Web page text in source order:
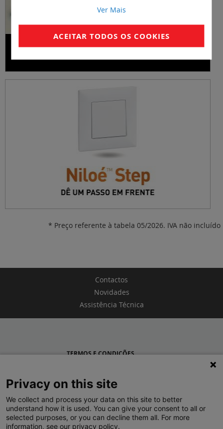
* Preço referente à tabela 05/2026. IVA não incluído
Contactos
Novidades
Assistência Técnica
Ver Mais
ACEITAR TODOS OS COOKIES
TERMOS E CONDIÇÕES
LEGRAND PORTUGAL
GRUPO LEGRAND NO MUNDO
Privacy on this site
We collect and process your data on this site to better
understand how it is used. You can give your consent to all or
selected purposes, or you can decline them all. For more
information, see our privacy policy.